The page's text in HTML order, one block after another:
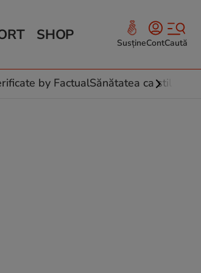
SHOP SusțineContCaută
by FactualSănătatea ca stil de